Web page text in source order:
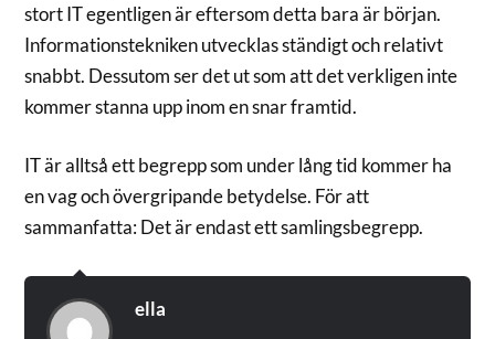
stort IT egentligen är eftersom detta bara är början.
Informationstekniken utvecklas ständigt och relativt
snabbt. Dessutom ser det ut som att det verkligen inte
kommer stanna upp inom en snar framtid.
IT är alltså ett begrepp som under lång tid kommer ha
en vag och övergripande betydelse. För att
sammanfatta: Det är endast ett samlingsbegrepp.
ella